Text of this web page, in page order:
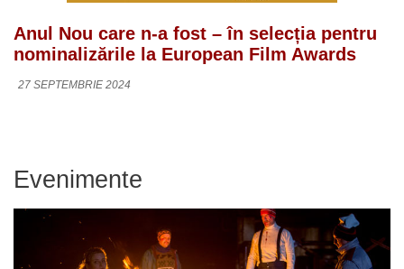
Anul Nou care n-a fost – în selecția pentru
nominalizările la European Film Awards
27 SEPTEMBRIE 2024
Evenimente